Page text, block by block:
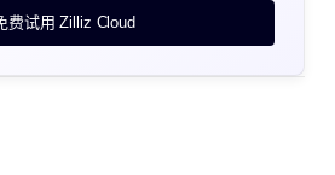
费试用 Zilliz Cloud